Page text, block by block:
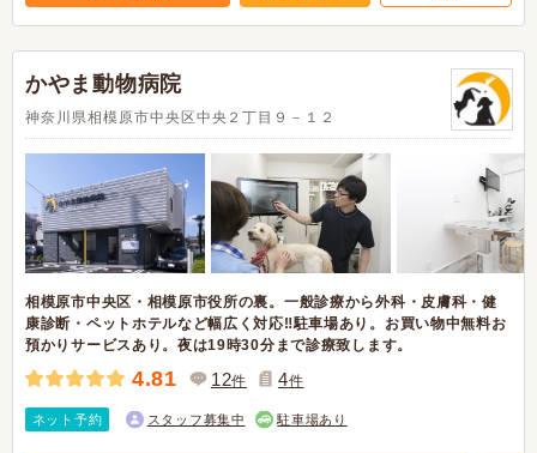
かやま動物病院
神奈川県相模原市中央区中央２丁目９－１２
相模原市中央区・相模原市役所の裏。一般診療から外科・皮膚科・健
康診断・ペットホテルなど幅広く対応‼駐車場あり。お買い物中無料お
預かりサービスあり。夜は19時30分まで診療致します。
4.81 12件 4件
ネット予約 スタッフ募集中 駐車場あり